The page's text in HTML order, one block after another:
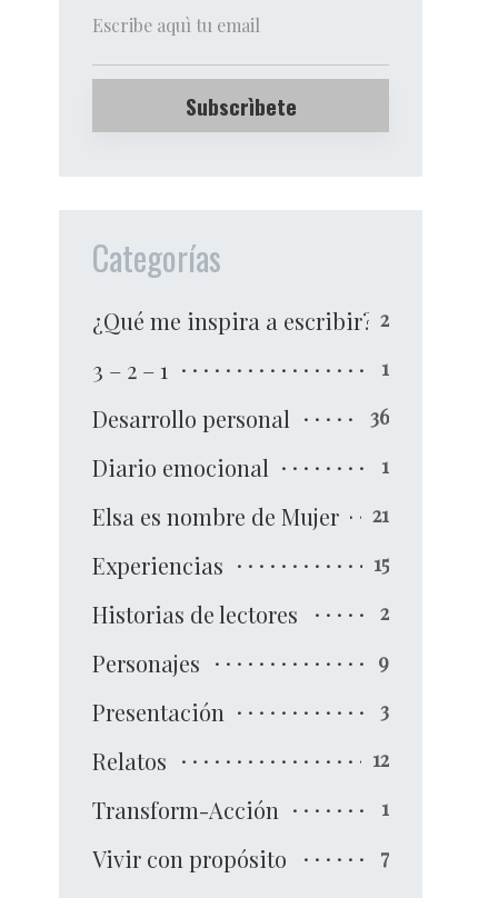
Categorías
¿Qué me inspira a escribir? 2
3 – 2 – 1 1
Desarrollo personal 36
Diario emocional 1
Elsa es nombre de Mujer 21
Experiencias 15
Historias de lectores 2
Personajes 9
Presentación 3
Relatos 12
Transform-Acción 1
Vivir con propósito 7